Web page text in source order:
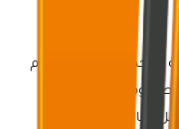
متخصصة في تصميم
وفعالة لمختلف
لها.